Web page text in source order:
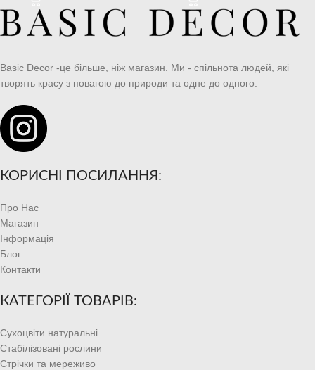
Basic Decor -це більше, ніж магазин. Ми - спільнота людей, які
творять красу з повагою до природи та одне до одного.
КОРИСНІ ПОСИЛАННЯ:
Про Нас
Магазин
Інформація
Блог
Контакти
КАТЕГОРІЇ ТОВАРІВ:
Сухоцвіти натуральні
Стабілізовані рослини
Стрічки та мереживо